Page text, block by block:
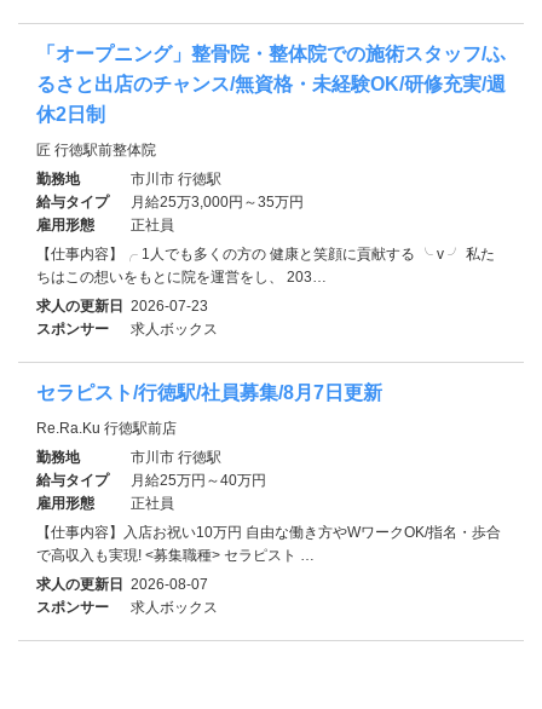
「オープニング」整骨院・整体院での施術スタッフ/ふ
るさと出店のチャンス/無資格・未経験OK/研修充実/週
休2日制
匠 行徳駅前整体院
勤務地
市川市 行徳駅
給与タイプ
月給25万3,000円～35万円
雇用形態
正社員
【仕事内容】╭ 1人でも多くの方の 健康と笑顔に貢献する ╰ v ╯ 私た
ちはこの想いをもとに院を運営をし、 203…
求人の更新日 2026-07-23
スポンサー
求人ボックス
セラピスト/行徳駅/社員募集/8月7日更新
Re.Ra.Ku 行徳駅前店
勤務地
市川市 行徳駅
給与タイプ
月給25万円～40万円
雇用形態
正社員
【仕事内容】入店お祝い10万円 自由な働き方やWワークOK/指名・歩合
で高収入も実現! <募集職種> セラピスト …
求人の更新日 2026-08-07
スポンサー
求人ボックス